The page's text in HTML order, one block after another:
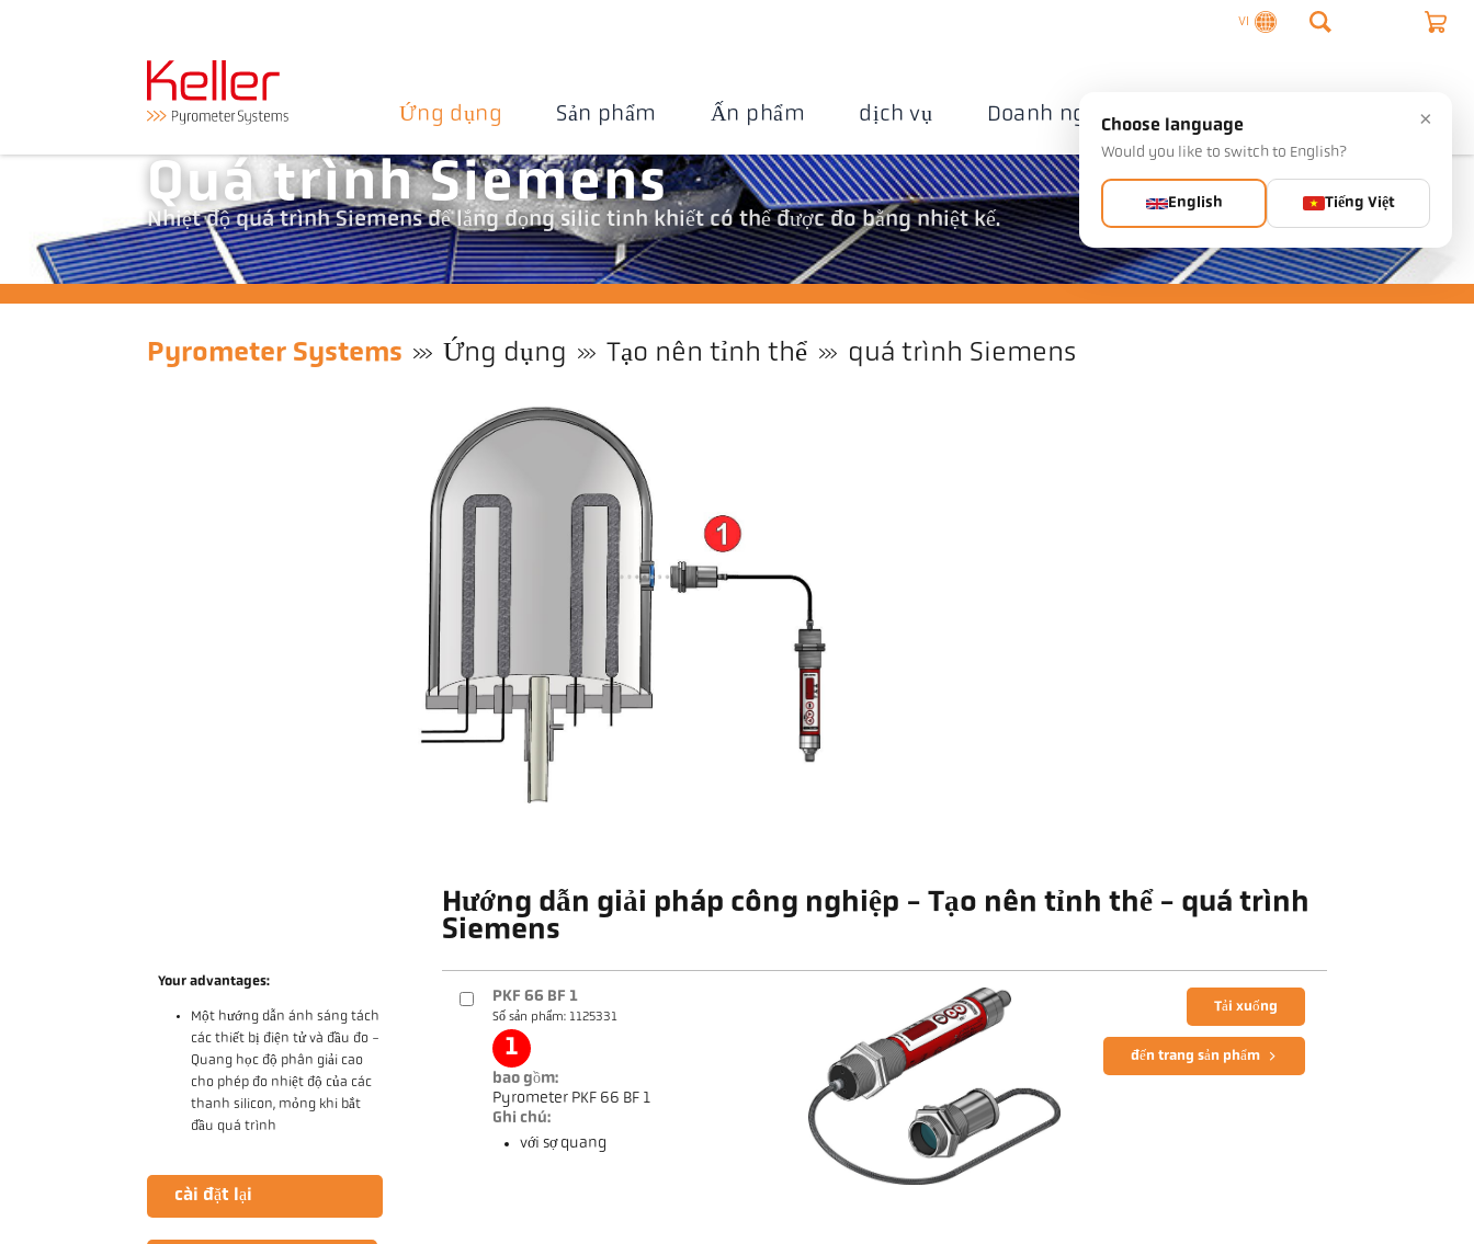
VI
Ứng dụng Sản phẩm Ấn phẩm dịch vụ Doanh nghiệp Liên hệ
Quá trình Siemens
Nhiệt độ quá trình Siemens để lắng đọng silic tinh khiết có thể được đo bằng nhiệt kế.
Pyrometer Systems Ứng dụng Tạo nên tỉnh thể quá trình Siemens
Hướng dẫn giải pháp công nghiệp - Tạo nên tỉnh thể - quá trình
Siemens
Your advantages:
Một hướng dẫn ánh sáng tách
các thiết bị điện tử và đầu đo -
Quang học độ phân giải cao
cho phép đo nhiệt độ của các
thanh silicon, mỏng khi bắt
đầu quá trình
cài đặt lại
PKF 66 BF 1
Số sản phẩm: 1125331
1
bao gồm:
Pyrometer PKF 66 BF 1
Ghi chú:
với sợ quang
Tải xuống
đến trang sản phẩm
×
Choose language
Would you like to switch to English?
English Tiếng Việt